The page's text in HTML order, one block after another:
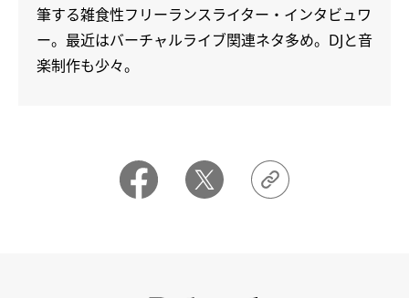
筆する雑食性フリーランスライター・インタビュワ
ー。最近はバーチャルライブ関連ネタ多め。DJと音
楽制作も少々。